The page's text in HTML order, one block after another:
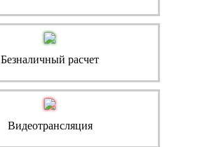
Безналичный расчет
Видеотрансляция